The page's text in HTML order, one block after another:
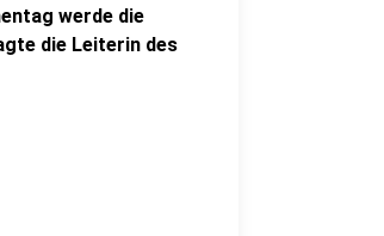
werde die
die Leiterin des